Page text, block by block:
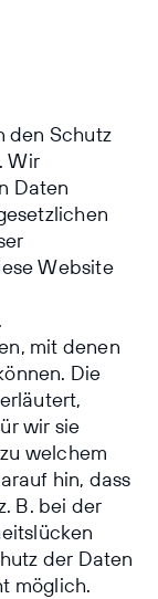
den Schutz
Wir
Daten
Website
mit denen
Die
wir sie
welchem
hin, dass
B. bei der
der Daten
möglich.